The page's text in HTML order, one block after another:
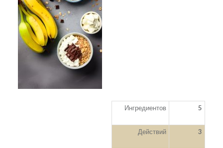
Ингредиентов 5
Действий 3